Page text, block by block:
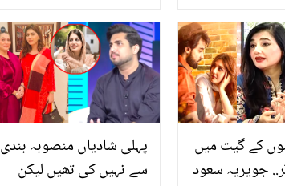
دیے! شتروگن سنہا نے
مسلمان لڑکے سے بیٹی کی
شادی پر کیا کہا؟
وہ علامات
سبب بن
پہلی شادیاں منصوبہ بندی
سے نہیں کی تھیں لیکن
کے گیت میں
جویریہ سعود